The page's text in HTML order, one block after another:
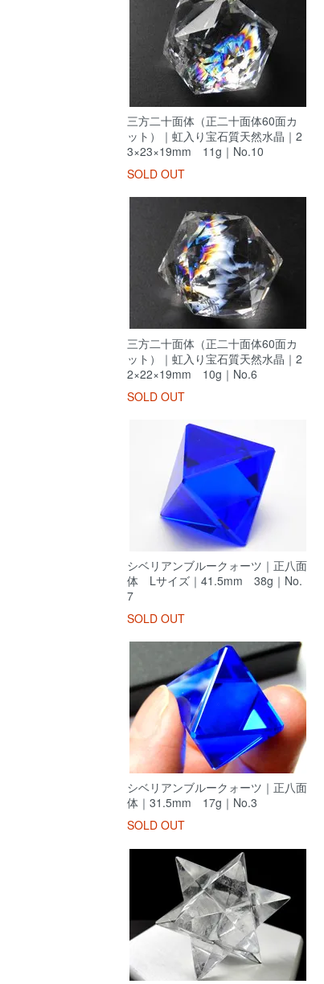
三方二十面体（正二十面体60面カ
ット）｜虹入り宝石質天然水晶｜2
3×23×19mm 11g｜No.10
SOLD OUT
三方二十面体（正二十面体60面カ
ット）｜虹入り宝石質天然水晶｜2
2×22×19mm 10g｜No.6
SOLD OUT
シベリアンブルークォーツ｜正八面
体 Lサイズ｜41.5mm 38g｜No.
7
SOLD OUT
シベリアンブルークォーツ｜正八面
体｜31.5mm 17g｜No.3
SOLD OUT